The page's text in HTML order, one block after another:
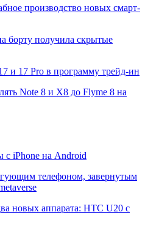
производство новых смарт-
борту получила скрытые
и 17 Pro в программу трейд-ин
Note 8 и X8 до Flyme 8 на
с iPhone на Android
телефоном, завернутым
новых аппарата: HTC U20 с